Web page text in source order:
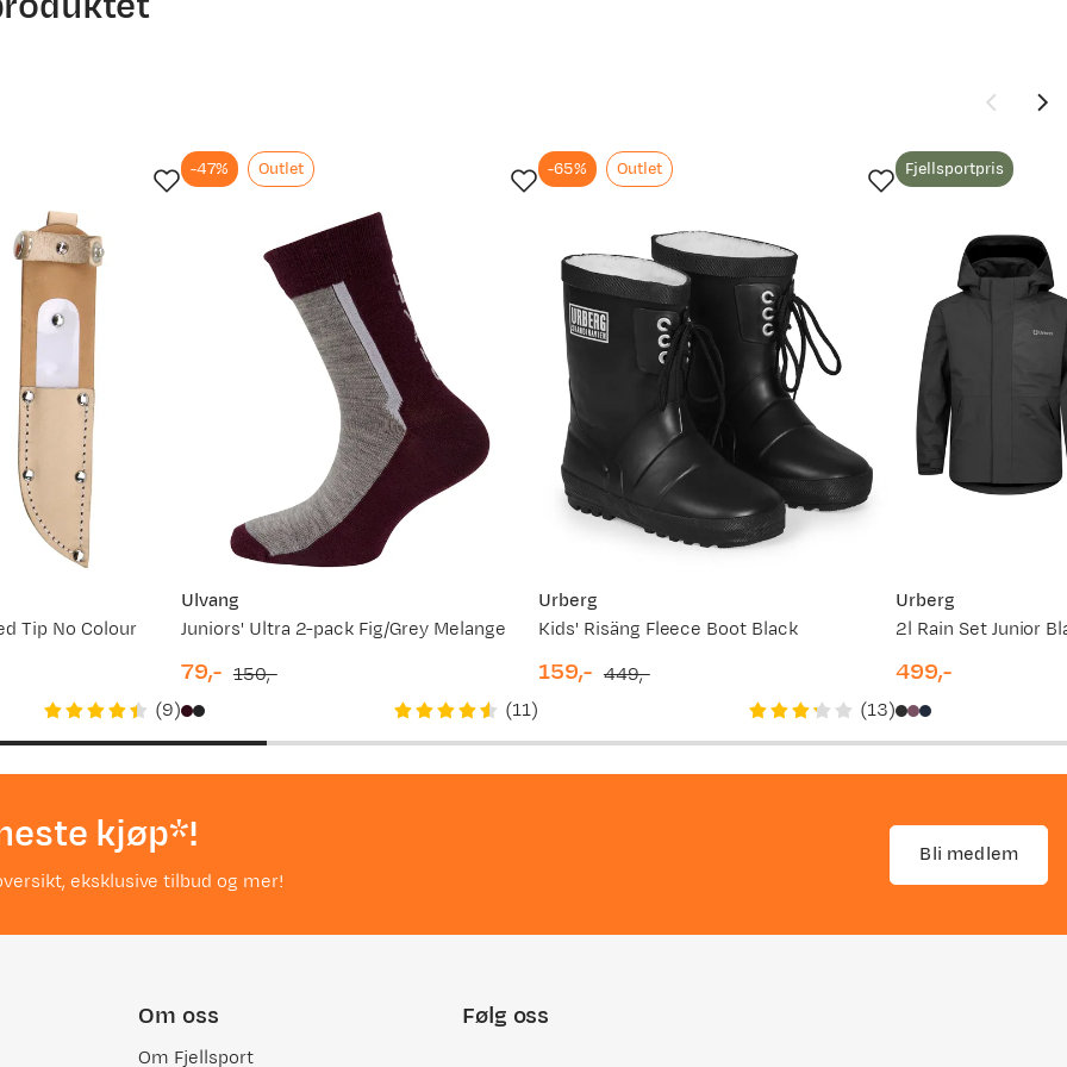
Tip No Colour
(9)
Ulvang
Juniors' Ultra 2-pack Fig/Grey Melange
-47% Outlet
price
79,-
price
150,-
(11)
Urberg
Kids' Risäng Fleece Boot Black
-65% Outlet
159,- 449,-
(13)
Urberg
2l Rain Set Junior
Fjellsportpris
499,-
kjøp*!
eksklusive tilbud og mer!
Bli medlem
Om oss
Om Fjellsport
Følg oss